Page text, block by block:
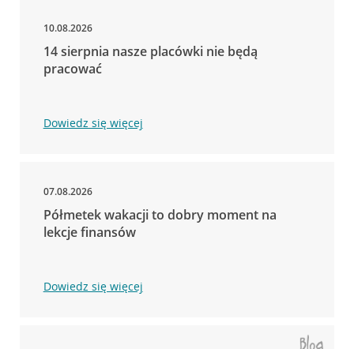
10.08.2026
14 sierpnia nasze placówki nie będą
pracować
Dowiedz się więcej
07.08.2026
Półmetek wakacji to dobry moment na
lekcje finansów
Dowiedz się więcej